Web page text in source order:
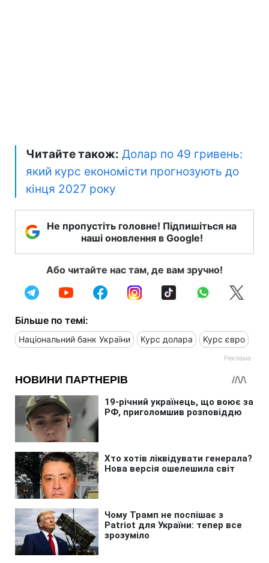
Читайте також: Долар по 49 гривень:
який курс економісти прогнозують до
кінця 2027 року
Не пропустіть головне! Підпишіться на
наші оновлення в Google!
Або читайте нас там, де вам зручно!
Більше по темі:
Національний банк України Курс долара Курс євро